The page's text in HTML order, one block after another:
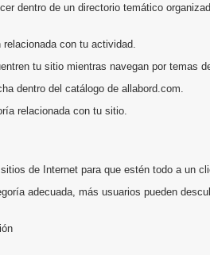
dentro de un directorio temático
con tu actividad.
tu sitio mientras navegan por temas
dentro del catálogo de allabord.com.
relacionada con tu sitio.
de Internet para que estén todo a un
adecuada, más usuarios pueden